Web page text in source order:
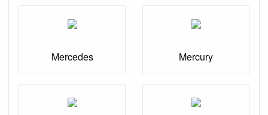
Mercedes Mercury